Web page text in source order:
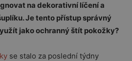
na dekorativní líčení a
Je tento přístup správný
jako ochranný štít pokožky?
se stalo za poslední týdny